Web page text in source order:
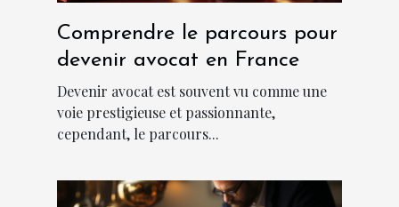
Comprendre le parcours pour
devenir avocat en France
Devenir avocat est souvent vu comme une
voie prestigieuse et passionnante,
cependant, le parcours...